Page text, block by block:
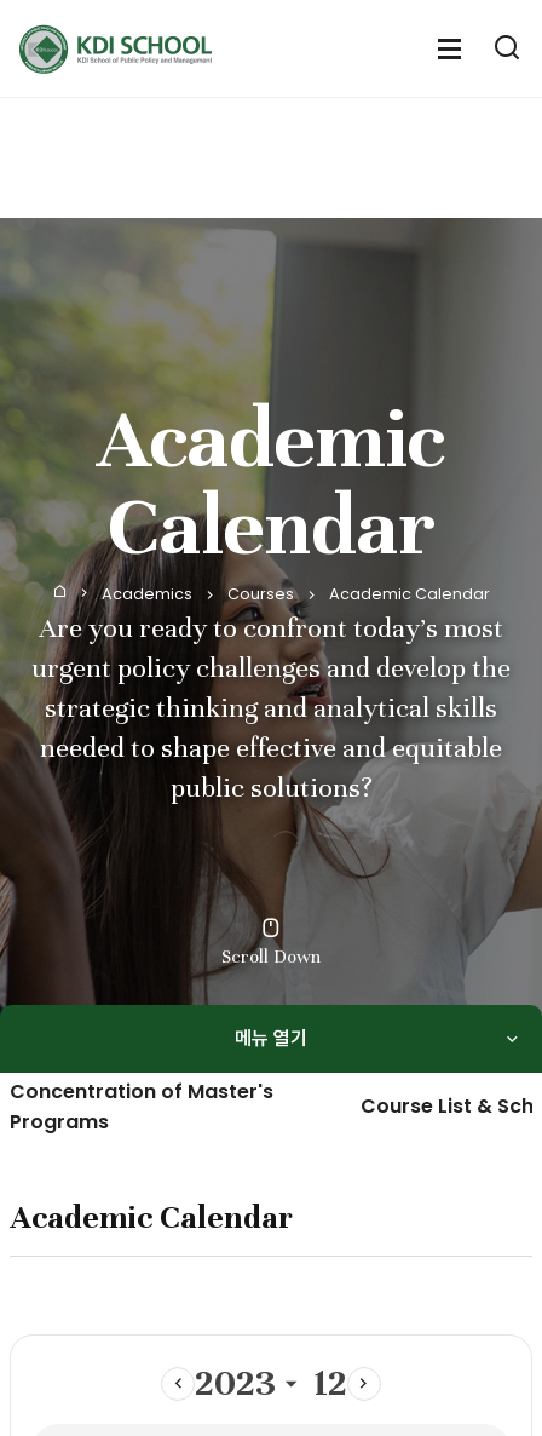
열
전
체
Academic
Calendar
Home
Academics Courses Academic Calendar
Are you ready to confront today’s most
urgent policy challenges and develop the
strategic thinking and analytical skills
needed to shape effective and equitable
public solutions?
Scroll Down
메뉴 열기
Concentration of Master's
Programs
Course List &
Academic Calendar
이2023 12 다